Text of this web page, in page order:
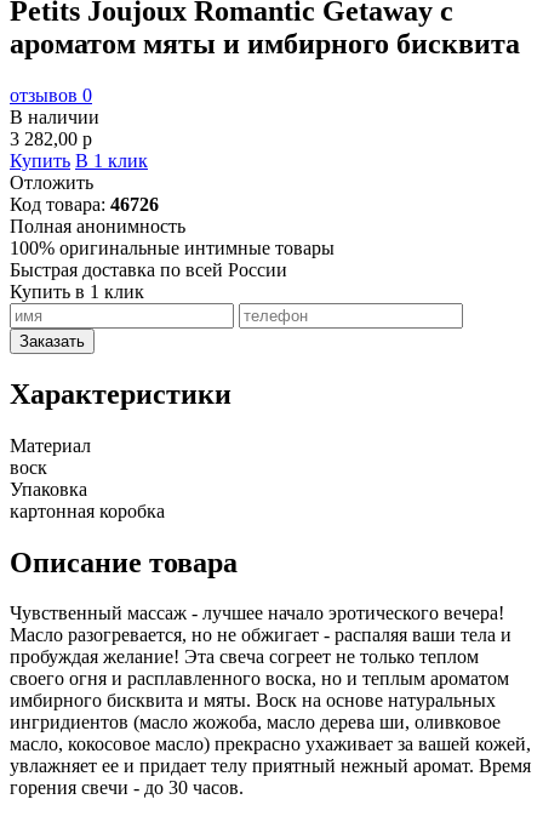
Petits Joujoux Romantic Getaway с
ароматом мяты и имбирного бисквита
отзывов 0
В наличии
3 282,00 p
Купить В 1 клик
Отложить
Код товара: 46726
Полная анонимность
100% оригинальные интимные товары
Быстрая доставка по всей России
Купить в 1 клик
Заказать
Характеристики
Материал
воск
Упаковка
картонная коробка
Описание товара
Чувственный массаж - лучшее начало эротического вечера!
Масло разогревается, но не обжигает - распаляя ваши тела и
пробуждая желание! Эта свеча согреет не только теплом
своего огня и расплавленного воска, но и теплым ароматом
имбирного бисквита и мяты. Воск на основе натуральных
ингридиентов (масло жожоба, масло дерева ши, оливковое
масло, кокосовое масло) прекрасно ухаживает за вашей кожей,
увлажняет ее и придает телу приятный нежный аромат. Время
горения свечи - до 30 часов.